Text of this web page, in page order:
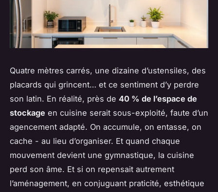
Quatre mètres carrés, une dizaine d’ustensiles, des
placards qui grincent… et ce sentiment d’y perdre
son latin. En réalité, près de 40 % de l’espace de
stockage en cuisine serait sous-exploité, faute d’un
agencement adapté. On accumule, on entasse, on
cache - au lieu d’organiser. Et quand chaque
mouvement devient une gymnastique, la cuisine
perd son âme. Et si on repensait autrement
l’aménagement, en conjuguant praticité, esthétique